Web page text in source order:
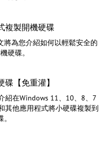
複製開機硬碟
將為您介紹如何以輕鬆安全的
硬碟。
【免重灌】
紹在Windows 11、10、8、7
其他應用程式將小硬碟複製到